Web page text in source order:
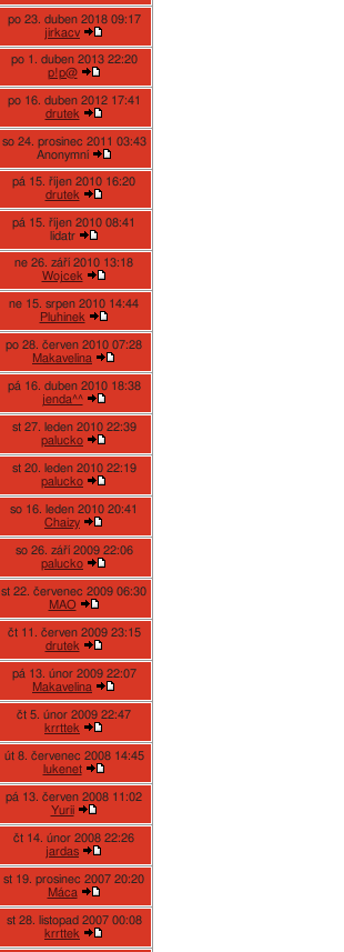
po 23. duben 2018 09:17
jirkacv
po 1. duben 2013 22:20
p!p@
po 16. duben 2012 17:41
drutek
so 24. prosinec 2011 03:43
Anonymní
pá 15. říjen 2010 16:20
drutek
pá 15. říjen 2010 08:41
lidatr
ne 26. září 2010 13:18
Wojcek
ne 15. srpen 2010 14:44
Pluhinek
po 28. červen 2010 07:28
Makavelina
pá 16. duben 2010 18:38
jenda^^
st 27. leden 2010 22:39
palucko
st 20. leden 2010 22:19
palucko
so 16. leden 2010 20:41
Chaizy
so 26. září 2009 22:06
palucko
st 22. červenec 2009 06:30
MAO
čt 11. červen 2009 23:15
drutek
pá 13. únor 2009 22:07
Makavelina
čt 5. únor 2009 22:47
krrttek
út 8. červenec 2008 14:45
lukenet
pá 13. červen 2008 11:02
Yurii
čt 14. únor 2008 22:26
jardas
st 19. prosinec 2007 20:20
Máca
st 28. listopad 2007 00:08
krrttek